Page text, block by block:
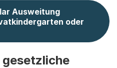
Ausweitung
oder